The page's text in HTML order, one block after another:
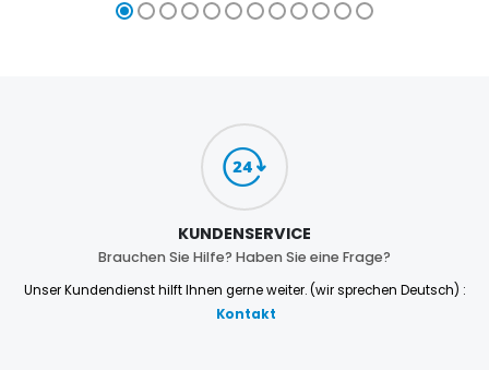
KUNDENSERVICE
Brauchen Sie Hilfe? Haben Sie eine Frage?
Unser Kundendienst hilft Ihnen gerne weiter. (wir sprechen Deutsch) :
Kontakt